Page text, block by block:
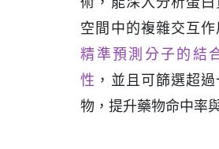
空間中的複雜交互
精準預測分子的結
性 ，並且可篩選超
物，提升藥物命中率